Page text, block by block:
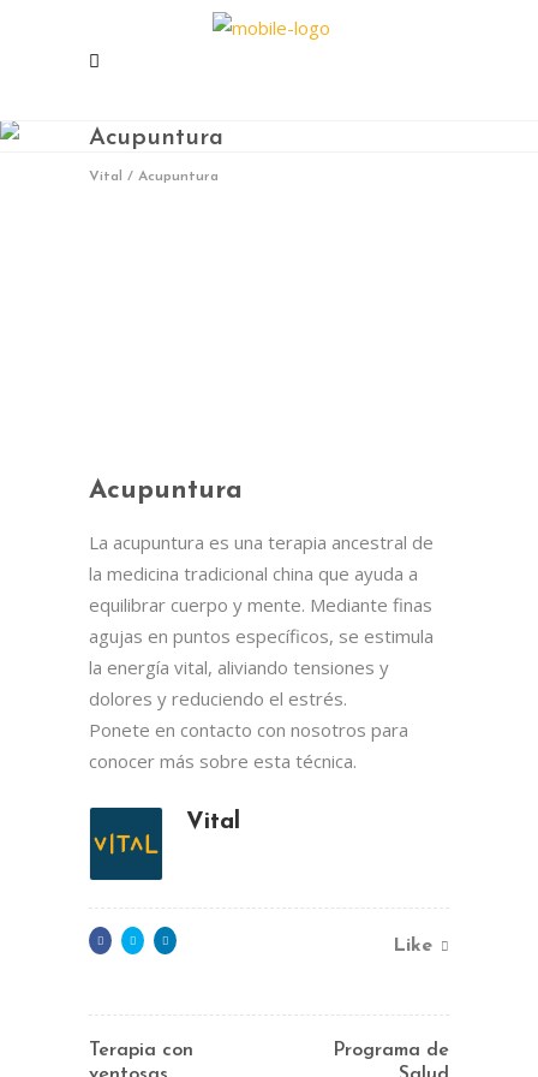
Acupuntura
Vital / Acupuntura
Acupuntura
La acupuntura es una terapia ancestral de
la medicina tradicional china que ayuda a
equilibrar cuerpo y mente. Mediante finas
agujas en puntos específicos, se estimula
la energía vital, aliviando tensiones y
dolores y reduciendo el estrés.
Ponete en contacto con nosotros para
conocer más sobre esta técnica.
Vital
Like
Terapia con
Programa de
Ponete en contacto con nosotros y
comenzá a mejorar tu calidad de vida.
Lun- Vier 8.00 - 20.00
42 245 772 - 095 050 021
Sarandí entre Treinta y Tres y Arturo Santana -
Maldonado